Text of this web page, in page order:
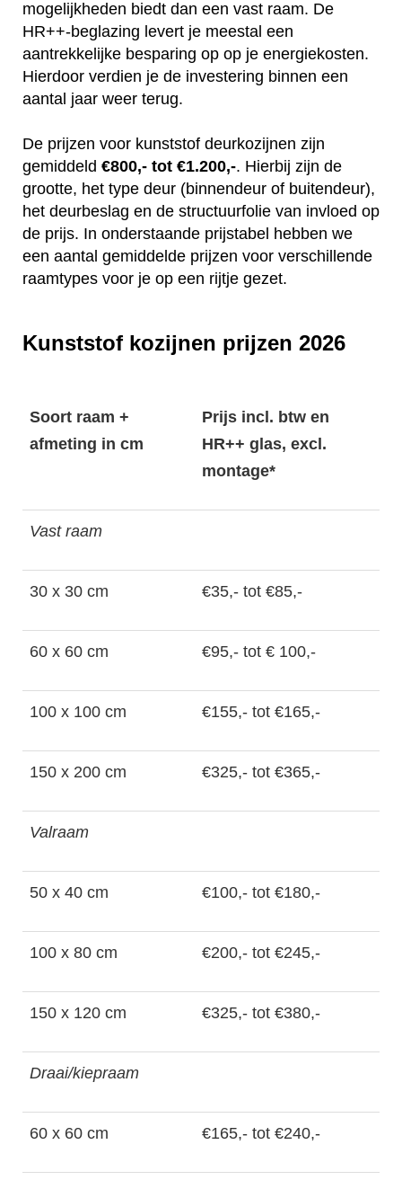
mogelijkheden biedt dan een vast raam. De
HR++-beglazing levert je meestal een
aantrekkelijke besparing op op je energiekosten.
Hierdoor verdien je de investering binnen een
aantal jaar weer terug.
De prijzen voor kunststof deurkozijnen zijn
gemiddeld €800,- tot €1.200,-. Hierbij zijn de
grootte, het type deur (binnendeur of buitendeur),
het deurbeslag en de structuurfolie van invloed op
de prijs. In onderstaande prijstabel hebben we
een aantal gemiddelde prijzen voor verschillende
raamtypes voor je op een rijtje gezet.
Kunststof kozijnen prijzen 2026
Soort raam +
afmeting in cm
Prijs incl. btw en
HR++ glas, excl.
montage*
Vast raam
30 x 30 cm €35,- tot €85,-
60 x 60 cm €95,- tot € 100,-
100 x 100 cm €155,- tot €165,-
150 x 200 cm €325,- tot €365,-
Valraam
50 x 40 cm €100,- tot €180,-
100 x 80 cm €200,- tot €245,-
150 x 120 cm €325,- tot €380,-
Draai/kiepraam
60 x 60 cm €165,- tot €240,-